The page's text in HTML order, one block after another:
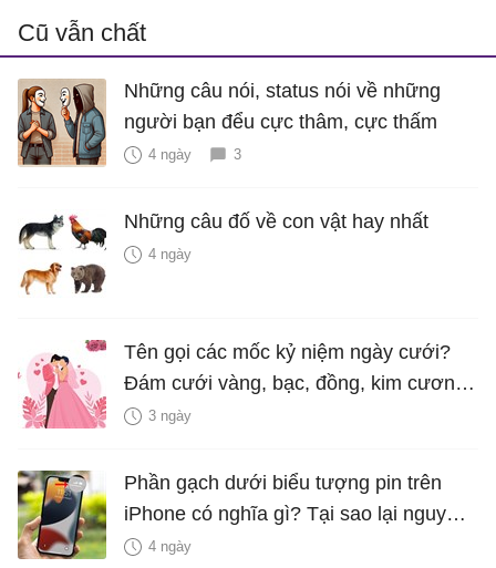
Cũ vẫn chất
Những câu nói, status nói về những
người bạn đểu cực thâm, cực thấm
4 ngày 3
Những câu đố về con vật hay nhất
4 ngày
Tên gọi các mốc kỷ niệm ngày cưới?
Đám cưới vàng, bạc, đồng, kim cương
là bao nhiêu năm?
3 ngày
Phần gạch dưới biểu tượng pin trên
iPhone có nghĩa gì? Tại sao lại nguy
hiểm?
4 ngày